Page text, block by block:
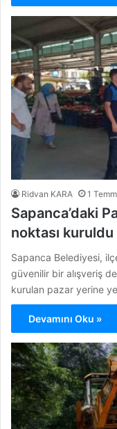
Ridvan KARA 1
Sapanca’daki
noktası kuruldu
Sapanca Belediyesi,
güvenilir bir alışveriş
kurulan pazar yerine
Devamını Oku »